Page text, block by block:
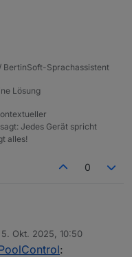
BertinSoft-Sprachassistent
Lösung
Jedes Gerät spricht
alles!
0
runtime die aktuelle
5. Okt. 2025, 10:50
von
: